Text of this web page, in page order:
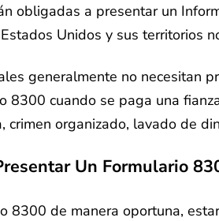
obligadas a presentar un
Unidos y sus territorios
generalmente no necesitan
8300 cuando se paga una
crimen organizado, lavado de
Un Formulario
8300 de manera oportuna,